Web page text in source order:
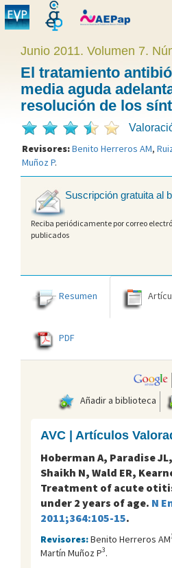
Junio 2011. Volumen 7.
El tratamiento
media aguda
resolución de los
Revisores:Benito Herreros AM,
Muñoz P.
Suscripción gratuita al
Reciba periódicamente por correo
publicados
Resumen
PDF
Añadir a biblioteca
AVC | Artículos
Hoberman A, Paradise
Shaikh N, Wald ER,
Treatment of acute
under 2 years of age. N
2011;364:105-15.
Revisores:Benito Herreros AM
Martín Muñoz P3.